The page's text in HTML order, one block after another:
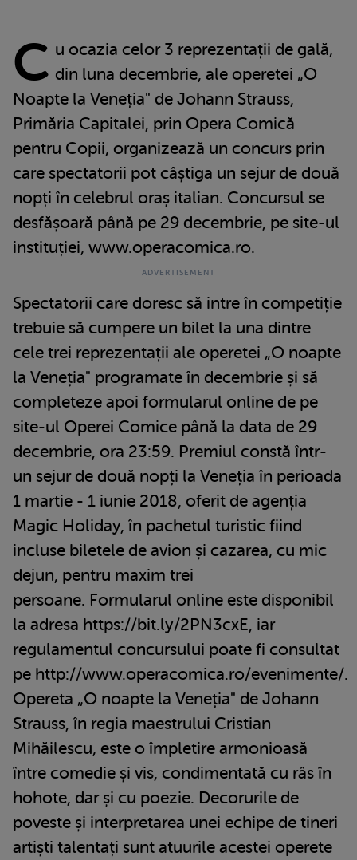
C u ocazia celor 3 reprezentații de gală,
din luna decembrie, ale operetei „O
Noapte la Veneția" de Johann Strauss,
Primăria Capitalei, prin Opera Comică
pentru Copii, organizează un concurs prin
care spectatorii pot câștiga un sejur de două
nopți în celebrul oraș italian. Concursul se
desfășoară până pe 29 decembrie, pe site-ul
instituției, www.operacomica.ro.
Spectatorii care doresc să intre în competiție
trebuie să cumpere un bilet la una dintre
cele trei reprezentații ale operetei „O noapte
la Veneția" programate în decembrie și să
completeze apoi formularul online de pe
site-ul Operei Comice până la data de 29
decembrie, ora 23:59. Premiul constă într-
un sejur de două nopți la Veneția în perioada
1 martie - 1 iunie 2018, oferit de agenția
Magic Holiday, în pachetul turistic fiind
incluse biletele de avion și cazarea, cu mic
dejun, pentru maxim trei
persoane. Formularul online este disponibil
la adresa https://bit.ly/2PN3cxE, iar
regulamentul concursului poate fi consultat
pe http://www.operacomica.ro/evenimente/.
Opereta „O noapte la Veneția" de Johann
Strauss, în regia maestrului Cristian
Mihăilescu, este o împletire armonioasă
între comedie și vis, condimentată cu râs în
hohote, dar și cu poezie. Decorurile de
poveste și interpretarea unei echipe de tineri
artiști talentați sunt atuurile acestei operete